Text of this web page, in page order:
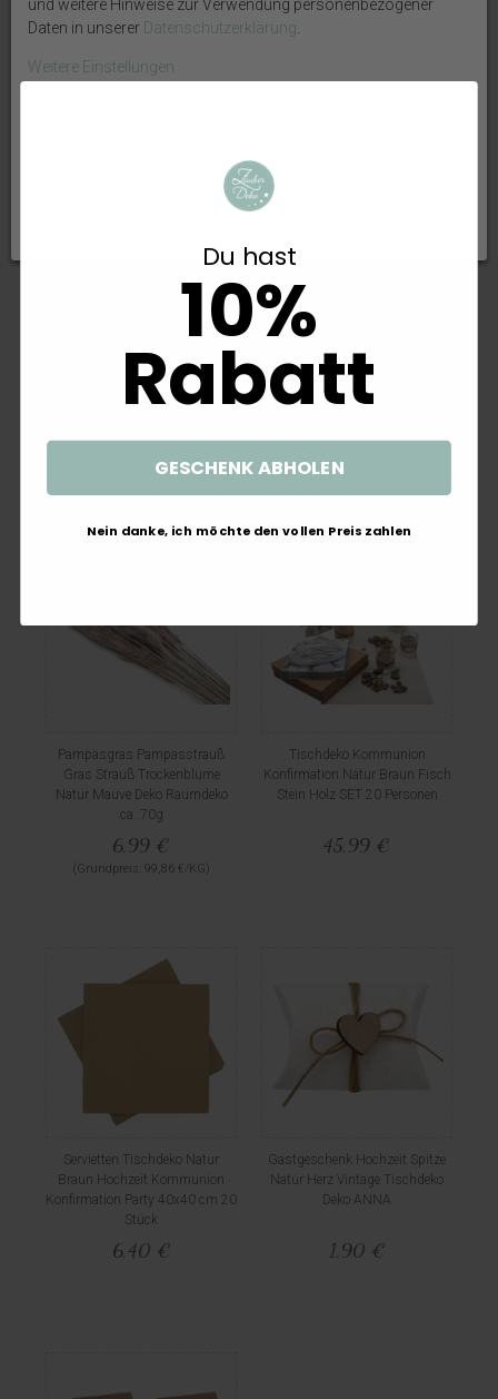
Tischdeko Jute 4cm Deko 4
Stück
11,50 €
Tischband Deko Natur Basteln
Tischdeko 2m Vintage Hochzeit
Tischdeko Herz Gold Eukalyptus
Holz Creme Natur Braun Spitze
Hochzeit 20 Personen
69,99 €
Korb Seegras Natur
Aufbewahrungskorb Pflanzkorb
Blumenkorb Flechtkorb 2er Set
18,50 €
Pampasgras Pampasstrauß
Gras Strauß Trockenblume
Natur Mauve Deko Raumdeko
ca. 70g
6,99 €
(Grundpreis: 99,86 €/KG)
Tischdeko Kommunion
Konfirmation Natur Braun Fisch
Stein Holz SET 20 Personen
45,99 €
Servietten Tischdeko Natur
Braun Hochzeit Kommunion
Konfirmation Party 40x40 cm 20
Stück
6,40 €
Gastgeschenk Hochzeit Spitze
Natur Herz Vintage Tischdeko
Deko ANNA
1,90 €
und weitere Hinweise zur Verwendung personenbezogener
Daten in unserer Daten­schutz­erklärung
Weitere Einstellungen
Alle ablehnen
Auswahl akzeptieren
Du hast
10%
Rabatt
GESCHENK ABHOLEN
Nein danke, ich möchte den vollen Preis zahlen